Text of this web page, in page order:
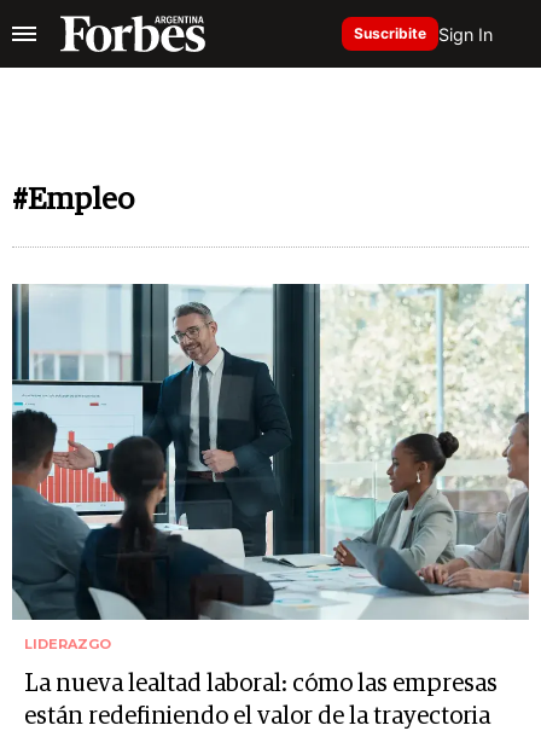
Suscribite Sign In
#Empleo
LIDERAZGO
La nueva lealtad laboral: cómo las empresas
están redefiniendo el valor de la trayectoria